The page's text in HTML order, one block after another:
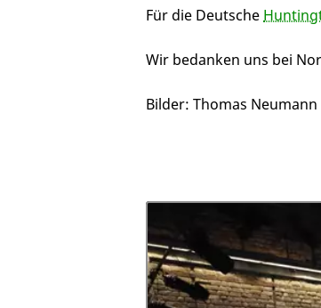
Für die Deutsche
Wir bedanken uns bei
Bilder: Thomas